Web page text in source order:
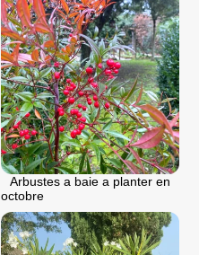
Arbustes a baie a planter en
octobre